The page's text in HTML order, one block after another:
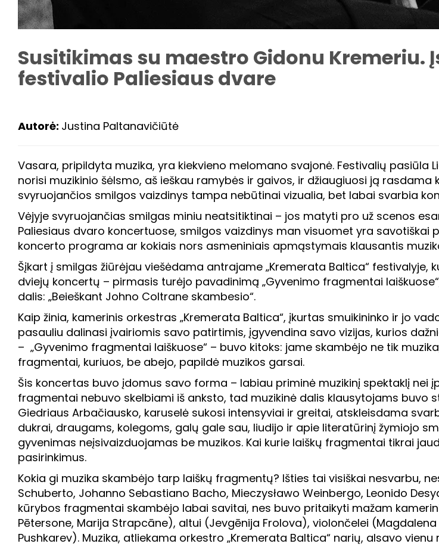
Susitikimas su maestro Gidonu Kremeriu.
festivalio Paliesiaus dvare
Autorė: Justina Paltanavičiūtė
Vasara, pripildyta muzika, yra kiekvieno melomano svajonė. Festivalių pasiūla
norisi muzikinio šėlsmo, aš ieškau ramybės ir gaivos, ir džiaugiuosi ją
svyruojančios smilgos vaizdinys tampa nebūtinai vizualia, bet labai svarbia
Vėjyje svyruojančias smilgas miniu neatsitiktinai – jos matyti pro už scenos
Paliesiaus dvaro koncertuose, smilgos vaizdinys man visuomet yra
koncerto programa ar kokiais nors asmeniniais apmąstymais klausantis
Šįkart į smilgas žiūrėjau viešėdama antrajame „Kremerata Baltica“ festivalyje,
dviejų koncertų – pirmasis turėjo pavadinimą „Gyvenimo fragmentai
dalis: „Beieškant Johno Coltrane skambesio“.
Kaip žinia, kamerinis orkestras „Kremerata Baltica“, įkurtas smuikininko ir jo
pasauliu dalinasi įvairiomis savo patirtimis, įgyvendina savo vizijas, kurios
– „Gyvenimo fragmentai laiškuose“ – buvo kitoks: jame skambėjo ne tik
fragmentai, kuriuos, be abejo, papildė muzikos garsai.
Šis koncertas buvo įdomus savo forma – labiau priminė muzikinį spektaklį nei
fragmentai nebuvo skelbiami iš anksto, tad muzikinė dalis klausytojams buvo
Giedriaus Arbačiausko, karuselė sukosi intensyviai ir greitai, atskleisdama
dukrai, draugams, kolegoms, galų gale sau, liudijo ir apie literatūrinį žymiojo
gyvenimas neįsivaizduojamas be muzikos. Kai kurie laiškų fragmentai tikrai
pasirinkimus.
Kokia gi muzika skambėjo tarp laiškų fragmentų? Išties tai visiškai nesvarbu,
Schuberto, Johanno Sebastiano Bacho, Mieczysławo Weinbergo, Leonido
kūrybos fragmentai skambėjo labai savitai, nes buvo pritaikyti mažam
Pētersone, Marija Strapcāne), altui (Jevgēnija Frolova), violončelei
Pushkarev). Muzika, atliekama orkestro „Kremerata Baltica“ narių, alsavo